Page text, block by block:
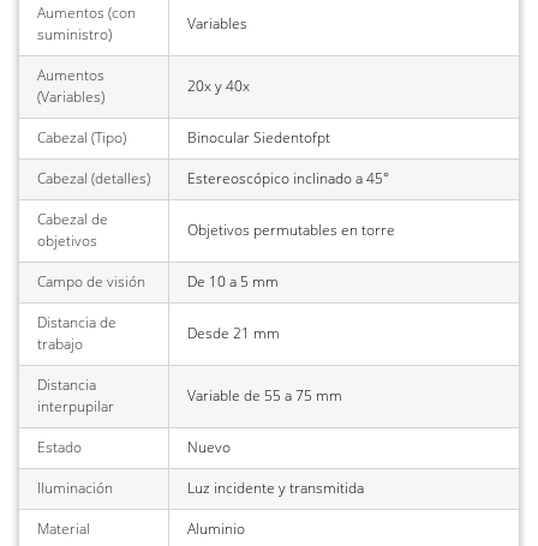
Aumentos (con
suministro)
Variables
Aumentos
(Variables)
20x y 40x
Cabezal (Tipo)
Binocular Siedentofpt
Cabezal (detalles)
Estereoscópico inclinado a 45°
Cabezal de
objetivos
Objetivos permutables en torre
Campo de visión
De 10 a 5 mm
Distancia de
trabajo
Desde 21 mm
Distancia
interpupilar
Variable de 55 a 75 mm
Estado
Nuevo
Iluminación
Luz incidente y transmitida
Material
Aluminio